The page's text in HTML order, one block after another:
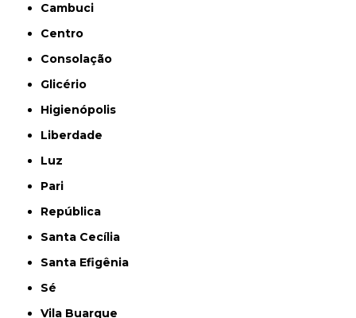
Cambuci
Centro
Consolação
Glicério
Higienópolis
Liberdade
Luz
Pari
República
Santa Cecília
Santa Efigênia
Sé
Vila Buarque